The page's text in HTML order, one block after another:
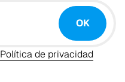
OK
Política de privacidad